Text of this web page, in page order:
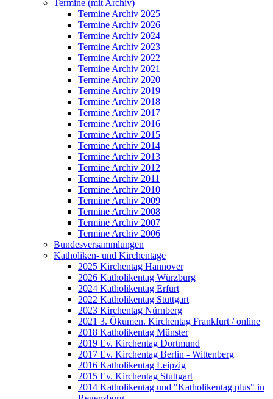
Termine (mit Archiv)
Termine Archiv 2025
Termine Archiv 2026
Termine Archiv 2024
Termine Archiv 2023
Termine Archiv 2022
Termine Archiv 2021
Termine Archiv 2020
Termine Archiv 2019
Termine Archiv 2018
Termine Archiv 2017
Termine Archiv 2016
Termine Archiv 2015
Termine Archiv 2014
Termine Archiv 2013
Termine Archiv 2012
Termine Archiv 2011
Termine Archiv 2010
Termine Archiv 2009
Termine Archiv 2008
Termine Archiv 2007
Termine Archiv 2006
Bundesversammlungen
Katholiken- und Kirchentage
2025 Kirchentag Hannover
2026 Katholikentag Würzburg
2024 Katholikentag Erfurt
2022 Katholikentag Stuttgart
2023 Kirchentag Nürnberg
2021 3. Ökumen. Kirchentag Frankfurt / online
2018 Katholikentag Münster
2019 Ev. Kirchentag Dortmund
2017 Ev. Kirchentag Berlin - Wittenberg
2016 Katholikentag Leipzig
2015 Ev. Kirchentag Stuttgart
2014 Katholikentag und "Katholikentag plus" in